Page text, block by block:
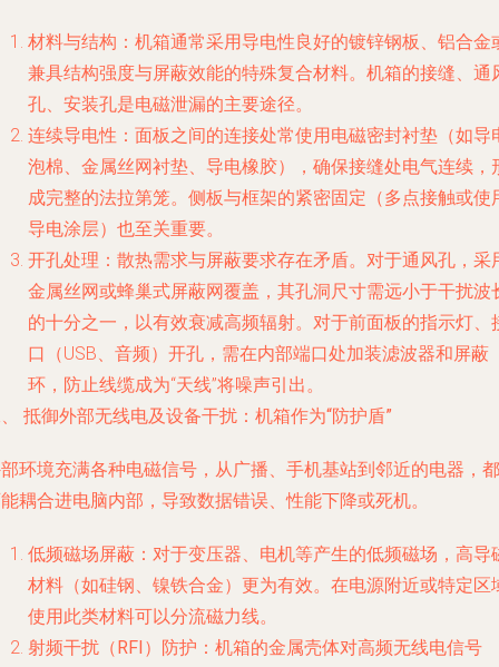
材料与结构 ：机箱通常采用导电性良好的镀锌钢板、铝合金
兼具结构强度与屏蔽效能的特殊复合材料。机箱的接缝、通
孔、安装孔是电磁泄漏的主要途径。
连续导电性 ：面板之间的连接处常使用电磁密封衬垫（如导
泡棉、金属丝网衬垫、导电橡胶），确保接缝处电气连续，
成完整的法拉第笼。侧板与框架的紧密固定（多点接触或使
导电涂层）也至关重要。
开孔处理 ：散热需求与屏蔽要求存在矛盾。对于通风孔，采
金属丝网或蜂巢式屏蔽网覆盖，其孔洞尺寸需远小于干扰波
的十分之一，以有效衰减高频辐射。对于前面板的指示灯、
口（USB、音频）开孔，需在内部端口处加装滤波器和屏蔽
环，防止线缆成为“天线”将噪声引出。
抵御外部无线电及设备干扰：机箱作为“防护盾”
环境充满各种电磁信号，从广播、手机基站到邻近的电器，都
耦合进电脑内部，导致数据错误、性能下降或死机。
低频磁场屏蔽 ：对于变压器、电机等产生的低频磁场，高导
材料（如硅钢、镍铁合金）更为有效。在电源附近或特定区
使用此类材料可以分流磁力线。
射频干扰（RFI）防护 ：机箱的金属壳体对高频无线电信号